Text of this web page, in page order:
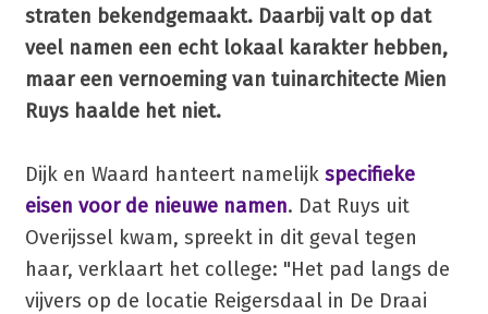
straten bekendgemaakt. Daarbij valt op dat
veel namen een echt lokaal karakter hebben,
maar een vernoeming van tuinarchitecte Mien
Ruys haalde het niet.
Dijk en Waard hanteert namelijk specifieke
eisen voor de nieuwe namen. Dat Ruys uit
Overijssel kwam, spreekt in dit geval tegen
haar, verklaart het college: "Het pad langs de
vijvers op de locatie Reigersdaal in De Draai